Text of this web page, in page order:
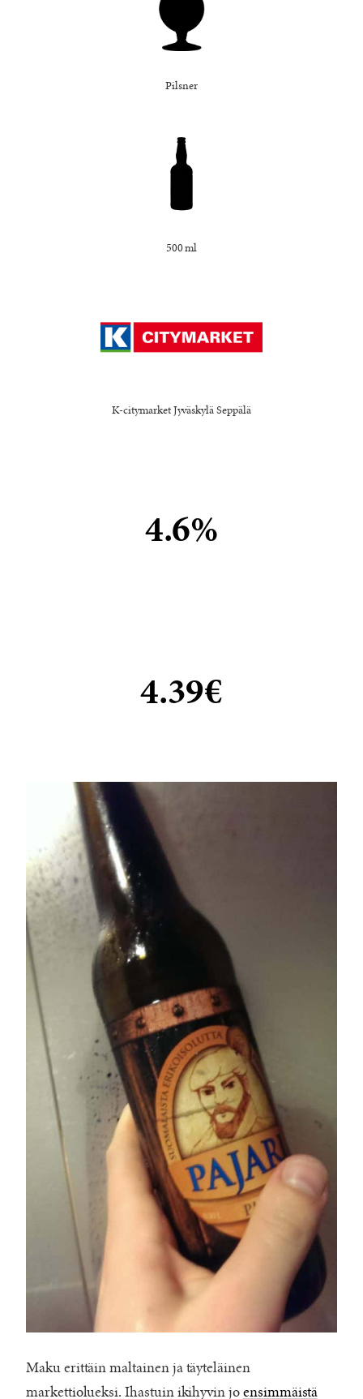
Pilsner
500 ml
K-citymarket Jyväskylä Seppälä
4.6%
4.39€
Maku erittäin maltainen ja täyteläinen
markettiolueksi. Ihastuin ikihyvin jo ensimmäistä